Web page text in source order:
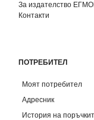
За издателство
Контакти
ПОТРЕБИТЕЛ
Моят потребител
Адресник
История на